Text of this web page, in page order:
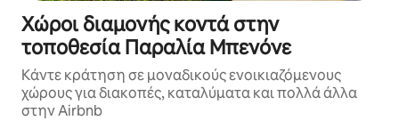
Χώροι διαμονής κοντά στην
τοποθεσία Παραλία Μπενόνε
Κάντε κράτηση σε μοναδικούς ενοικιαζόμενους
χώρους για διακοπές, καταλύματα και πολλά άλλα
στην Airbnb